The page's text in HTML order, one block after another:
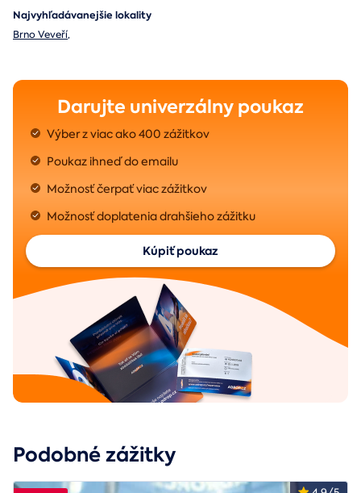
Najvyhľadávanejšie lokality
Brno Veveří,
Darujte univerzálny poukaz
Výber z viac ako 400 zážitkov
Poukaz ihneď do emailu
Možnosť čerpať viac zážitkov
Možnosť doplatenia drahšieho zážitku
Kúpiť poukaz
Podobné zážitky